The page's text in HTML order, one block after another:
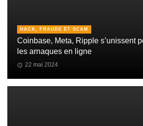
HACK, FRAUDE ET SCAM
Coinbase, Meta, Ripple s’unissent
les arnaques en ligne
22 mai 2024